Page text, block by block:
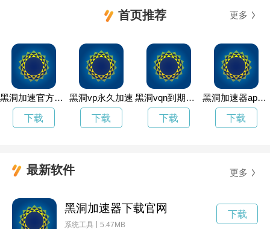
首页推荐 更多
黑洞加速官方下载安装
下载
黑洞vp永久加速
下载
黑洞vqn到期了怎么延长
下载
黑洞加速器app官网
下载
最新软件 更多
黑洞加速器下载官网
系统工具 5.47MB
下载